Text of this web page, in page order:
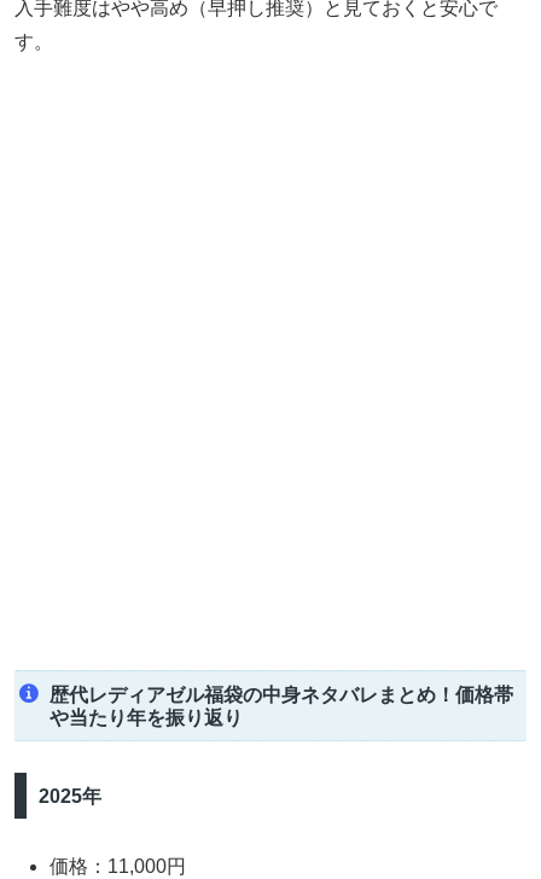
入手難度はやや高め（早押し推奨）と見ておくと安心で
す。
歴代レディアゼル福袋の中身ネタバレまとめ！価格帯
や当たり年を振り返り
2025年
価格：11,000円